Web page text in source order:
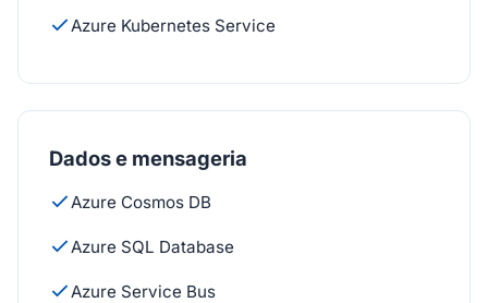
Azure Kubernetes Service
Dados e mensageria
Azure Cosmos DB
Azure SQL Database
Azure Service Bus